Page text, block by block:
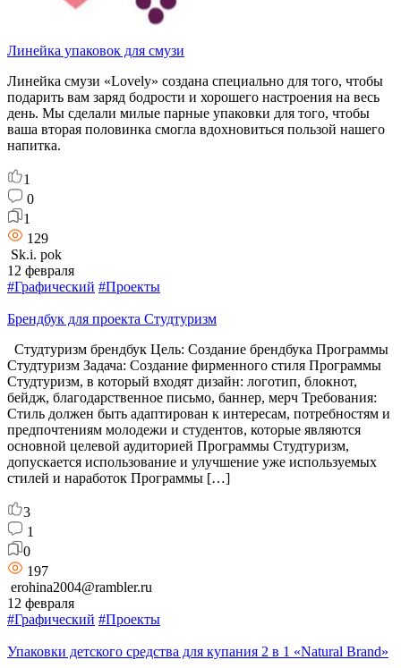
Линейка упаковок для смузи
Линейка смузи «Lovely» создана специально для того, чтобы
подарить вам заряд бодрости и хорошего настроения на весь
день. Мы сделали милые парные упаковки для того, чтобы
ваша вторая половинка смогла вдохновиться пользой нашего
напитка.
1
0
1
129
Sk.i. pok
12 февраля
#Графический #Проекты
Брендбук для проекта Студтуризм
Студтуризм брендбук Цель: Создание брендбука Программы
Студтуризм Задача: Создание фирменного стиля Программы
Студтуризм, в который входят дизайн: логотип, блокнот,
бейдж, благодарственное письмо, баннер, мерч Требования:
Стиль должен быть адаптирован к интересам, потребностям и
предпочтениям молодежи и студентов, которые являются
основной целевой аудиторией Программы Студтуризм,
допускается использование и улучшение уже используемых
стилей и наработок Программы […]
3
1
0
197
erohina2004@rambler.ru
12 февраля
#Графический #Проекты
Упаковки детского средства для купания 2 в 1 «Natural Brand»